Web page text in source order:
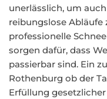
unerlässlich, um
reibungslose Abläufe
professionelle
sorgen dafür, dass
passierbar sind. Ein
Rothenburg ob der
Erfüllung